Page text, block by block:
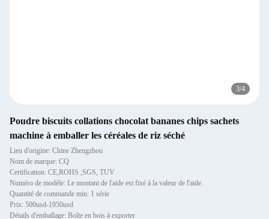
3/4
Poudre biscuits collations chocolat bananes chips sachets
machine à emballer les céréales de riz séché
Lieu d'origine: Chine Zhengzhou
Nom de marque: CQ
Certification: CE,ROHS ,SGS, TUV
Numéro de modèle: Le montant de l'aide est fixé à la valeur de l'aide.
Quantité de commande min: 1 série
Prix: 500usd-1950usd
Détails d'emballage: Boîte en bois à exporter